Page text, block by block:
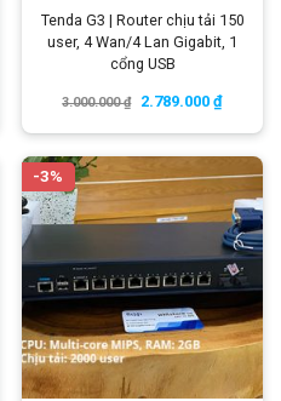
Tenda G3 | Router chịu tải 150
user, 4 Wan/4 Lan Gigabit, 1
cổng USB
3.000.000₫ 2.789.000 ₫
-3%